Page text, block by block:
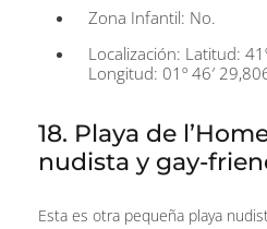
Zona Infantil: No.
Localización: Latitud:
Longitud: 01º 46′
18. Playa de
nudista y gay-
Esta es otra pequeña playa